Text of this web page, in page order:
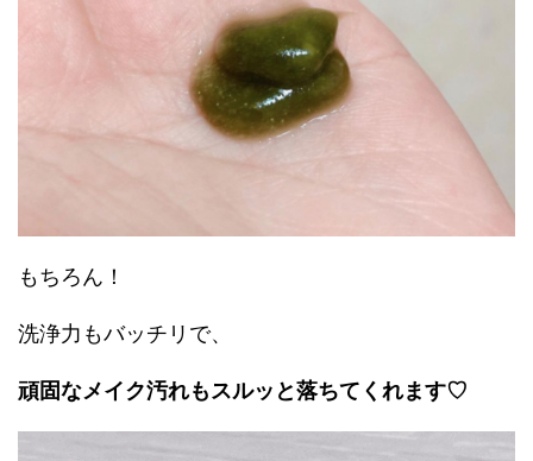
もちろん！
洗浄力もバッチリで、
頑固なメイク汚れもスルッと落ちてくれます♡